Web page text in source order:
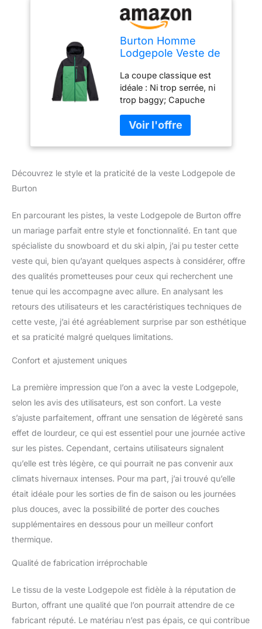
Burton Homme
Lodgepole Veste de
Black/Clover Green,
S EU
La coupe classique est
idéale : Ni trop serrée, ni
trop baggy; Capuche
l’avant et à l’arrière Le
tissu DRYRIDE double
couche en polyester [10
doublé avec du tissu
polyester, est très
respirant, imperméable et
sèche rapidement Offre
une respirabilité pour les
activités de faible à
moyenne intensité. Les
aérations améliorent la
respirabilité lors d’une
activité courte et intense
et dans des conditions
plus chaudes. Aérations
sans accroc ; poignets
accessible par la poche
Poches chauffe-mains
en micropolaire et poche
frontale zippée
Découvrez le style et la praticité de la veste Lodgepole de
Burton
En parcourant les pistes, la veste Lodgepole de Burton offre
un mariage parfait entre style et fonctionnalité. En tant que
spécialiste du snowboard et du ski alpin, j’ai pu tester cette
veste qui, bien qu’ayant quelques aspects à considérer, offre
des qualités prometteuses pour ceux qui recherchent une
tenue qui les accompagne avec allure. En analysant les
retours des utilisateurs et les caractéristiques techniques de
cette veste, j’ai été agréablement surprise par son esthétique
et sa praticité malgré quelques limitations.
Confort et ajustement uniques
La première impression que l’on a avec la veste Lodgepole,
selon les avis des utilisateurs, est son confort. La veste
s’ajuste parfaitement, offrant une sensation de légèreté sans
effet de lourdeur, ce qui est essentiel pour une journée active
sur les pistes. Cependant, certains utilisateurs signalent
qu’elle est très légère, ce qui pourrait ne pas convenir aux
climats hivernaux intenses. Pour ma part, j’ai trouvé qu’elle
était idéale pour les sorties de fin de saison ou les journées
plus douces, avec la possibilité de porter des couches
supplémentaires en dessous pour un meilleur confort
thermique.
Qualité de fabrication irréprochable
Le tissu de la veste Lodgepole est fidèle à la réputation de
Burton, offrant une qualité que l’on pourrait attendre de ce
fabricant réputé. Le matériau n’est pas épais, ce qui contribue